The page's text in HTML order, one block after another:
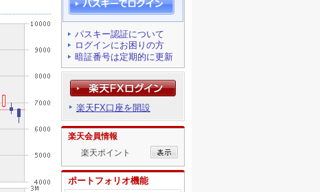
パスキー認証について
ログインにお困りの方
暗証番号は定期的に更新
楽天FX口座を開設
楽天会員情報
楽天ポイント
ポートフォリオ機能